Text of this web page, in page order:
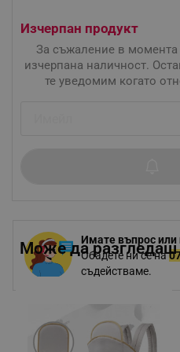
Имате въпрос
Обадете ни се на
съдействаме.
Изчерпан продукт
За съжаление в момента
изчерпана наличност.
те уведомим когато
Може да разгледаш